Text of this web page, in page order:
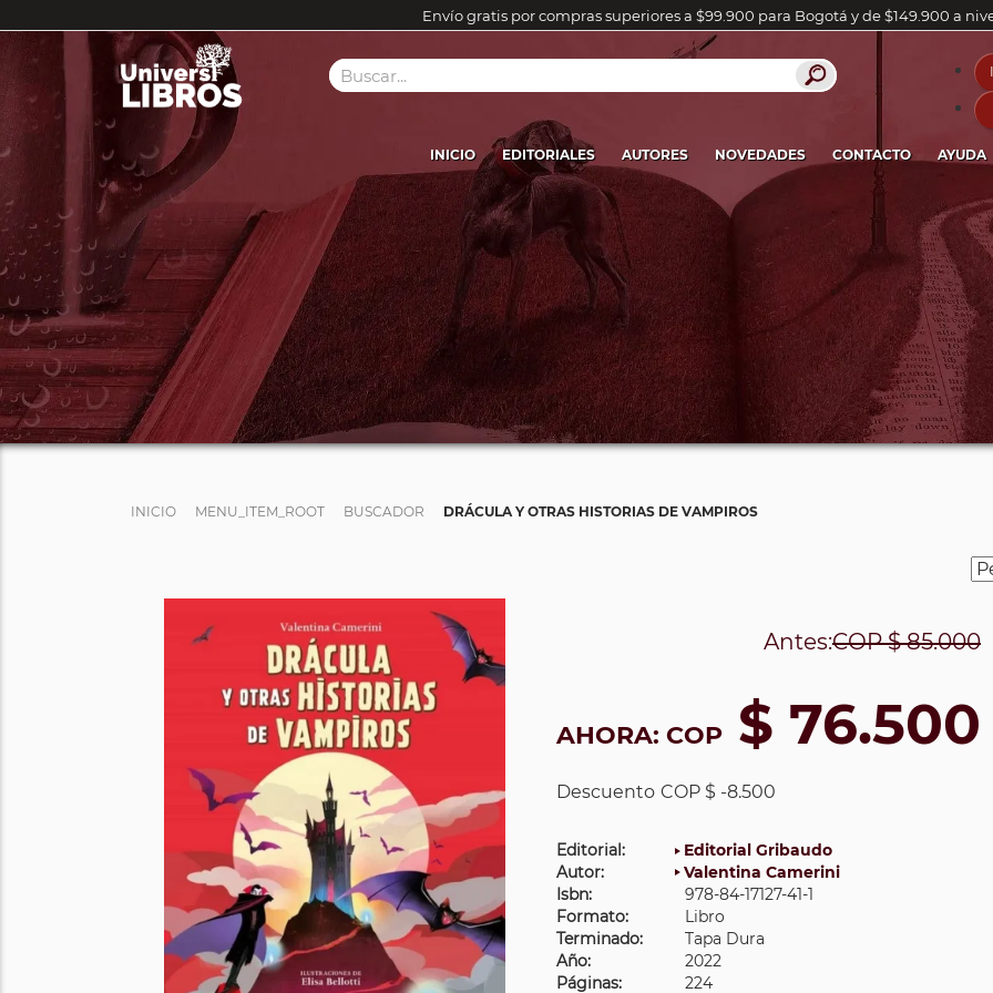
Envío gratis por compras superiores a $99.900 para Bogotá y de $149.900 a
INICIO EDITORIALES AUTORES NOVEDADES CONTACTO AYUDA
INICIO MENU_ITEM_ROOT BUSCADOR DRÁCULA Y OTRAS HISTORIAS DE VAMPIROS
Antes:COP$ 85.000
AHORA: COP $ 76.500
Descuento COP $ -8.500
Editorial:
Editorial Gribaudo
Autor:
Valentina Camerini
Isbn:
978-84-17127-41-1
Formato:
Libro
Terminado:
Tapa Dura
Año:
2022
Páginas:
224